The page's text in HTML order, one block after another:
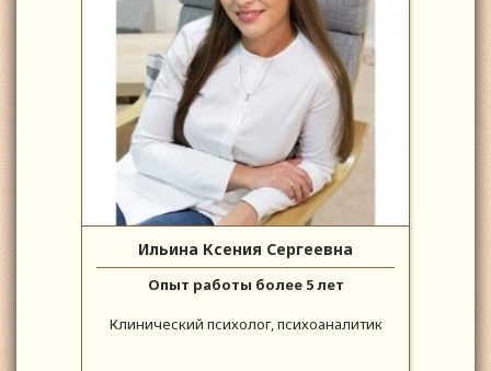
Ильина Ксения Сергеевна
Опыт работы более 5 лет
Клинический психолог, психоаналитик